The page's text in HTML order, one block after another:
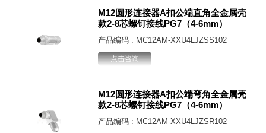
M12圆形连接器A扣公端直角全金属壳
款2-8芯螺钉接线PG7（4-6mm）
产品编码 : MC12AM-XXU4LJZSS102
点击咨询
M12圆形连接器A扣公端弯角全金属壳
款2-8芯螺钉接线PG7（4-6mm）
产品编码 : MC12AM-XXU4LJZSR102